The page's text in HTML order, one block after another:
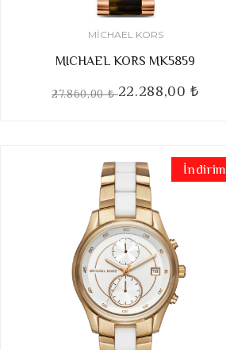
MICHAEL KORS
MICHAEL KORS MK5859
27.860,00 ₺22.288,00 ₺
İndirim